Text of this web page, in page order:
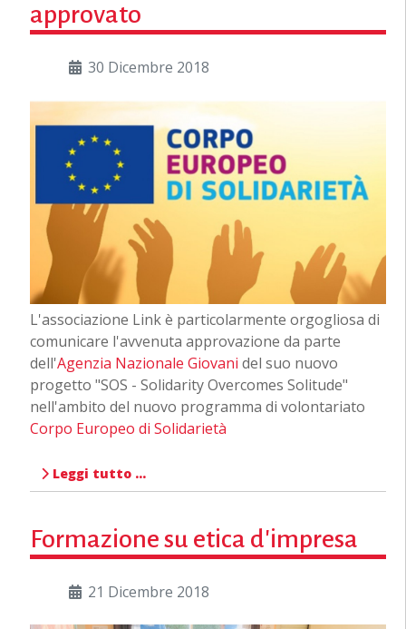
approvato
30 Dicembre 2018
L'associazione Link è particolarmente orgogliosa di
comunicare l'avvenuta approvazione da parte
dell'Agenzia Nazionale Giovani del suo nuovo
progetto "SOS - Solidarity Overcomes Solitude"
nell'ambito del nuovo programma di volontariato
Corpo Europeo di Solidarietà
Leggi tutto …
Formazione su etica d'impresa
21 Dicembre 2018